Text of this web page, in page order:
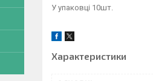
У упаковці 10шт.
Характеристики